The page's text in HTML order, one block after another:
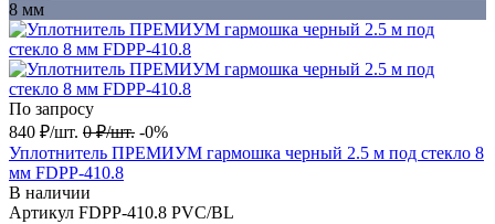
8 мм
По запросу
840 ₽/шт. 0 ₽/шт. -0%
Уплотнитель ПРЕМИУМ гармошка черный 2.5 м под стекло 8
мм FDPP-410.8
В наличии
Артикул FDPP-410.8 PVC/BL